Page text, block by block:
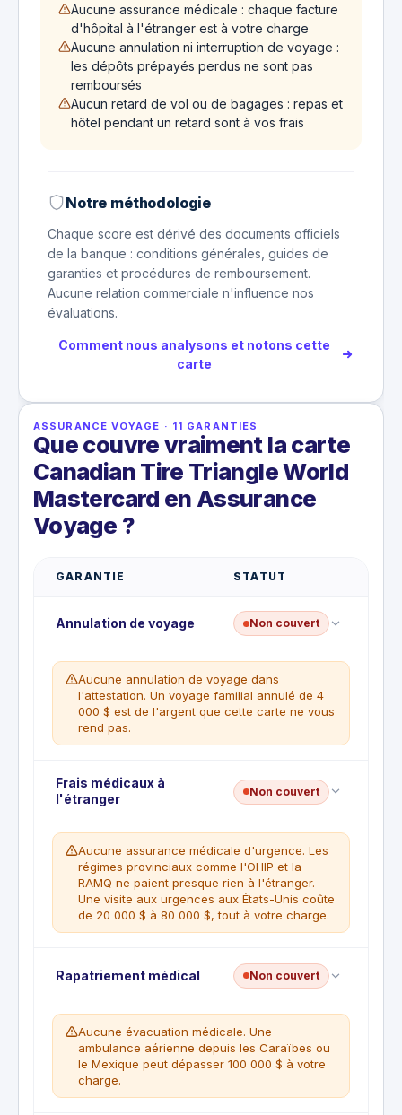
Aucune assurance médicale : chaque facture
d'hôpital à l'étranger est à votre charge
Aucune annulation ni interruption de voyage :
les dépôts prépayés perdus ne sont pas
remboursés
Aucun retard de vol ou de bagages : repas et
hôtel pendant un retard sont à vos frais
Notre méthodologie
Chaque score est dérivé des documents officiels
de la banque : conditions générales, guides de
garanties et procédures de remboursement.
Aucune relation commerciale n'influence nos
évaluations.
Comment nous analysons et notons cette
carte
ASSURANCE VOYAGE · 11 GARANTIES
Que couvre vraiment la carte
Canadian Tire Triangle World
Mastercard en Assurance
Voyage ?
GARANTIE STATUT
Annulation de voyage Non couvert
Aucune annulation de voyage dans
l'attestation. Un voyage familial annulé de 4
000 $ est de l'argent que cette carte ne vous
rend pas.
Aucune assurance annulation de voyage. Cette
carte ne comporte aucune attestation d'assurance
location. Les vols, forfaits ou hôtels prépayés
perdus en cas d'annulation sont entièrement à
votre charge.
Frais médicaux à
l'étranger
Non couvert
Aucune assurance médicale d'urgence. Les
régimes provinciaux comme l'OHIP et la
RAMQ ne paient presque rien à l'étranger.
Une visite aux urgences aux États-Unis coûte
de 20 000 $ à 80 000 $, tout à votre charge.
Aucune assurance médicale d'urgence.
L'attestation Triangle World ne couvre que les
médicaux en voyage. Les frais d'hôpital et de
médecin hors de votre province sont à la charge
du titulaire.
Rapatriement médical Non couvert
Aucune évacuation médicale. Une
ambulance aérienne depuis les Caraïbes ou
le Mexique peut dépasser 100 000 $ à votre
charge.